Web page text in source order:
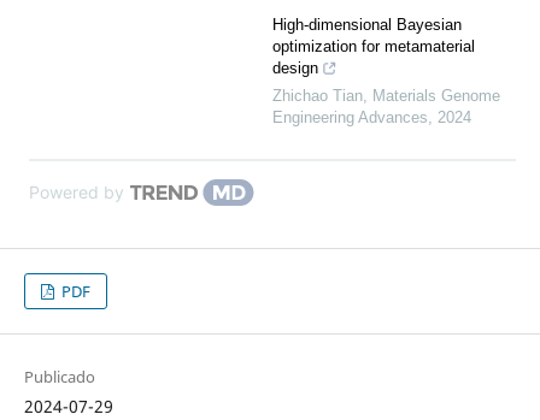
High-dimensional Bayesian
optimization for metamaterial
design
Zhichao Tian, Materials Genome
Engineering Advances, 2024
Powered by
PDF
Publicado
2024-07-29